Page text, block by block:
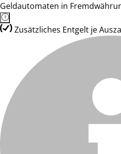
Geldautomaten in
Zusätzliches Entgelt je